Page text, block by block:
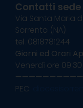
Contatti
Via Santa Maria
Sorrento (NA)
tel. 0818781244
Giorni ed Orari
Venerdì ore 09:30
PEC: